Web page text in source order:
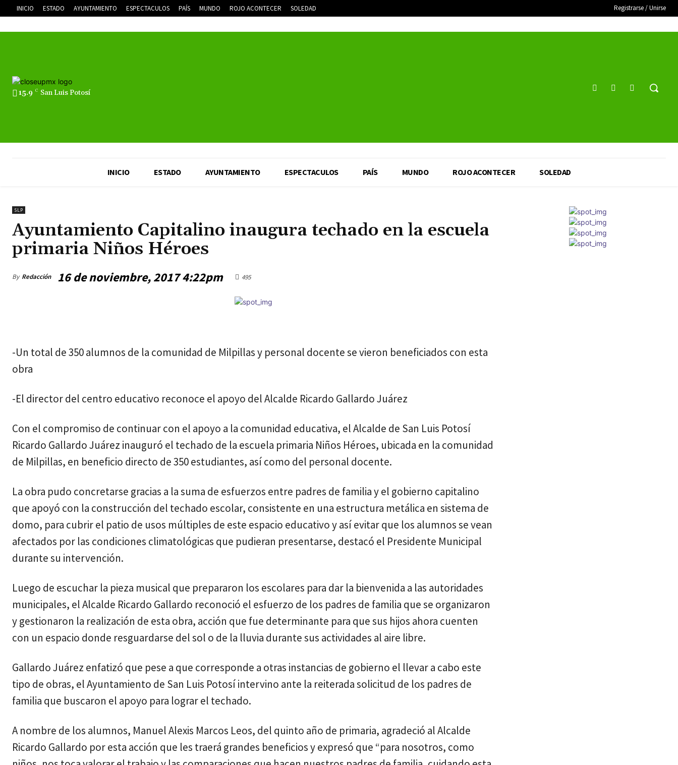
INICIO ESTADO AYUNTAMIENTO ESPECTACULOS PAÍS MUNDO ROJO ACONTECER SOLEDAD Registrarse / Unirse
15.9 C San Luis Potosí
INICIO ESTADO AYUNTAMIENTO ESPECTACULOS PAÍS MUNDO ROJO ACONTECER SOLEDAD
SLP
Ayuntamiento Capitalino inaugura techado en la escuela
primaria Niños Héroes
By Redacción 16 de noviembre, 2017 4:22pm 495
-Un total de 350 alumnos de la comunidad de Milpillas y personal docente se vieron beneficiados con esta
obra
-El director del centro educativo reconoce el apoyo del Alcalde Ricardo Gallardo Juárez
Con el compromiso de continuar con el apoyo a la comunidad educativa, el Alcalde de San Luis Potosí
Ricardo Gallardo Juárez inauguró el techado de la escuela primaria Niños Héroes, ubicada en la comunidad
de Milpillas, en beneficio directo de 350 estudiantes, así como del personal docente.
La obra pudo concretarse gracias a la suma de esfuerzos entre padres de familia y el gobierno capitalino
que apoyó con la construcción del techado escolar, consistente en una estructura metálica en sistema de
domo, para cubrir el patio de usos múltiples de este espacio educativo y así evitar que los alumnos se vean
afectados por las condiciones climatológicas que pudieran presentarse, destacó el Presidente Municipal
durante su intervención.
Luego de escuchar la pieza musical que prepararon los escolares para dar la bienvenida a las autoridades
municipales, el Alcalde Ricardo Gallardo reconoció el esfuerzo de los padres de familia que se organizaron
y gestionaron la realización de esta obra, acción que fue determinante para que sus hijos ahora cuenten
con un espacio donde resguardarse del sol o de la lluvia durante sus actividades al aire libre.
Gallardo Juárez enfatizó que pese a que corresponde a otras instancias de gobierno el llevar a cabo este
tipo de obras, el Ayuntamiento de San Luis Potosí intervino ante la reiterada solicitud de los padres de
familia que buscaron el apoyo para lograr el techado.
A nombre de los alumnos, Manuel Alexis Marcos Leos, del quinto año de primaria, agradeció al Alcalde
Ricardo Gallardo por esta acción que les traerá grandes beneficios y expresó que “para nosotros, como